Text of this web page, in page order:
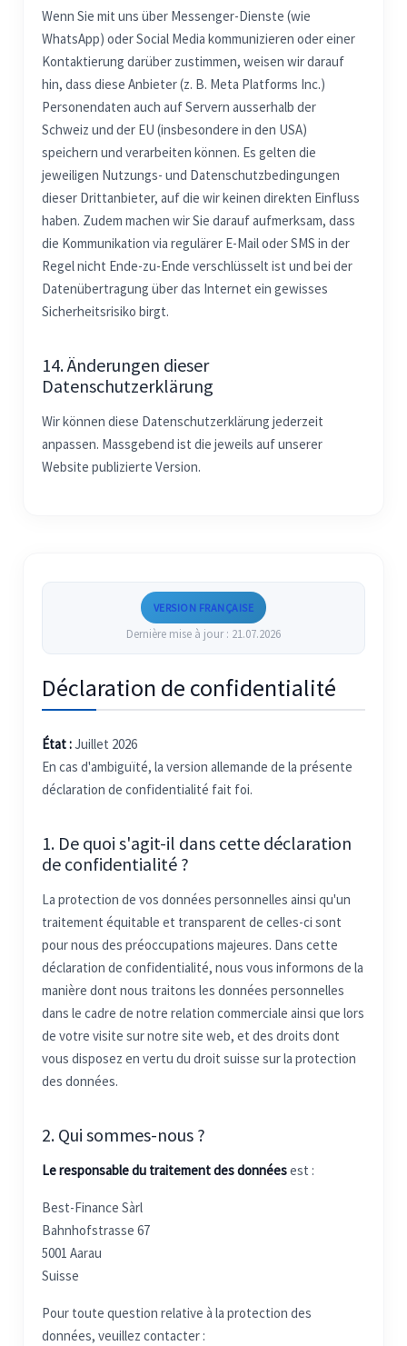
Wenn Sie mit uns über Messenger-Dienste (wie
WhatsApp) oder Social Media kommunizieren oder einer
Kontaktierung darüber zustimmen, weisen wir darauf
hin, dass diese Anbieter (z. B. Meta Platforms Inc.)
Personendaten auch auf Servern ausserhalb der
Schweiz und der EU (insbesondere in den USA)
speichern und verarbeiten können. Es gelten die
jeweiligen Nutzungs- und Datenschutzbedingungen
dieser Drittanbieter, auf die wir keinen direkten Einfluss
haben. Zudem machen wir Sie darauf aufmerksam, dass
die Kommunikation via regulärer E-Mail oder SMS in der
Regel nicht Ende-zu-Ende verschlüsselt ist und bei der
Datenübertragung über das Internet ein gewisses
Sicherheitsrisiko birgt.
14. Änderungen dieser
Datenschutzerklärung
Wir können diese Datenschutzerklärung jederzeit
anpassen. Massgebend ist die jeweils auf unserer
Website publizierte Version.
VERSION FRANÇAISE
Dernière mise à jour : 21.07.2026
Déclaration de confidentialité
État :Juillet 2026
En cas d'ambiguïté, la version allemande de la présente
déclaration de confidentialité fait foi.
1. De quoi s'agit-il dans cette déclaration
de confidentialité ?
La protection de vos données personnelles ainsi qu'un
traitement équitable et transparent de celles-ci sont
pour nous des préoccupations majeures. Dans cette
déclaration de confidentialité, nous vous informons de la
manière dont nous traitons les données personnelles
dans le cadre de notre relation commerciale ainsi que lors
de votre visite sur notre site web, et des droits dont
vous disposez en vertu du droit suisse sur la protection
des données.
2. Qui sommes-nous ?
Le responsable du traitement des donnéesest :
Best-Finance Sàrl
Bahnhofstrasse 67
5001 Aarau
Suisse
Pour toute question relative à la protection des
données, veuillez contacter :